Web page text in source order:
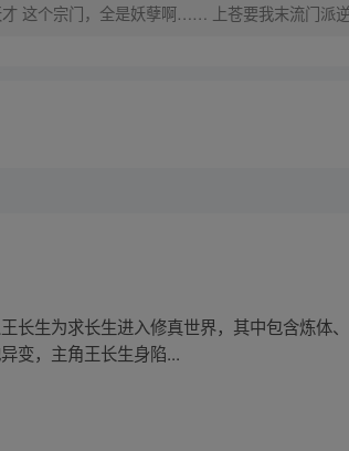
这个宗门，全是妖孽啊…… 上苍要我末流门派
长生为求长生进入修真世界，其中包含炼体
变，主角王长生身陷...